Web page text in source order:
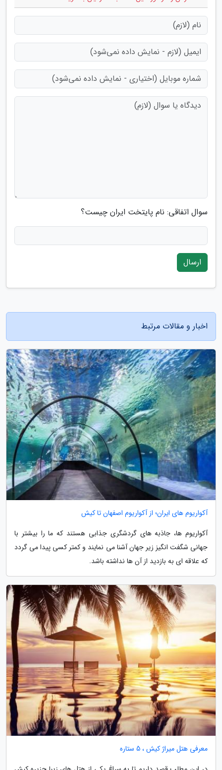
سوال اتفاقی: نام پایتخت ایران چیست؟
ارسال
اخبار و مقالات مرتبط
آکواریوم های ایران؛ از آکواریوم اصفهان تا کیش
آکواریوم ها، جاذبه های گردشگری جذابی هستند که ما را بیشتر با
جهانی شگفت انگیز زیر جهان آشنا می نمایند و کمتر کسی پیدا می گردد
که علاقه ای به بازدید از آن ها نداشته باشد.
معرفی هتل میراژ کیش ، 5 ستاره